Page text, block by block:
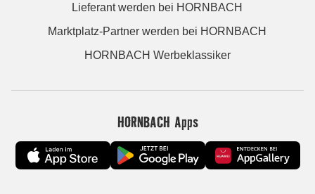
Lieferant werden bei HORNBACH
Marktplatz-Partner werden bei HORNBACH
HORNBACH Werbeklassiker
HORNBACH Apps